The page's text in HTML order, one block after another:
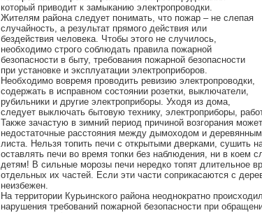
который приводит к замыканию электропроводки.
Жителям района следует понимать, что пожар – не слепая
случайность, а результат прямого действия или
бездействия человека. Чтобы этого не случилось,
необходимо строго соблюдать правила пожарной
безопасности в быту, требования пожарной безопасности
при установке и эксплуатации электроприборов.
Необходимо вовремя проводить ревизию электропроводки,
содержать в исправном состоянии розетки, выключатели,
рубильники и другие электроприборы. Уходя из дома,
следует выключать бытовую технику, электроприборы,
Также зачастую в зимний период причиной возгорания
недостаточные расстояния между дымоходом и
листа. Нельзя топить печи с открытыми дверками, сушить
оставлять печи во время топки без наблюдения, ни в коем
детям! В сильные морозы печи нередко топят длительное
отдельных их частей. Если эти части соприкасаются с
неизбежен.
На территории Курьинского района неоднократно
нарушения требований пожарной безопасности при